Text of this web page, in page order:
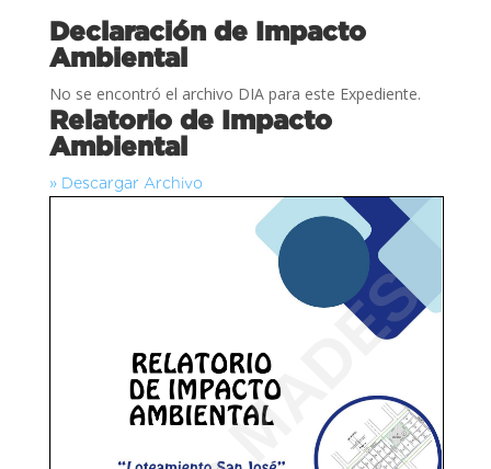
Declaración de Impacto
Ambiental
No se encontró el archivo DIA para este Expediente.
Relatorio de Impacto
Ambiental
» Descargar Archivo